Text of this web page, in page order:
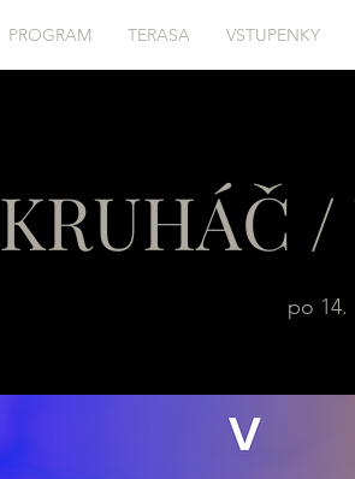
PROGRAM TERASA VSTUPENKY
KRUHÁČ
po 14.